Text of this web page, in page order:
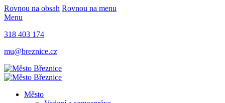
Rovnou na obsah Rovnou na menu
Menu
318 403 174
mu@breznice.cz
Město